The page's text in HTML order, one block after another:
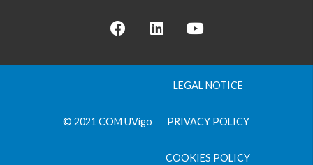
© 2021 COM UVigo
LEGAL NOTICE
PRIVACY POLICY
COOKIES POLICY